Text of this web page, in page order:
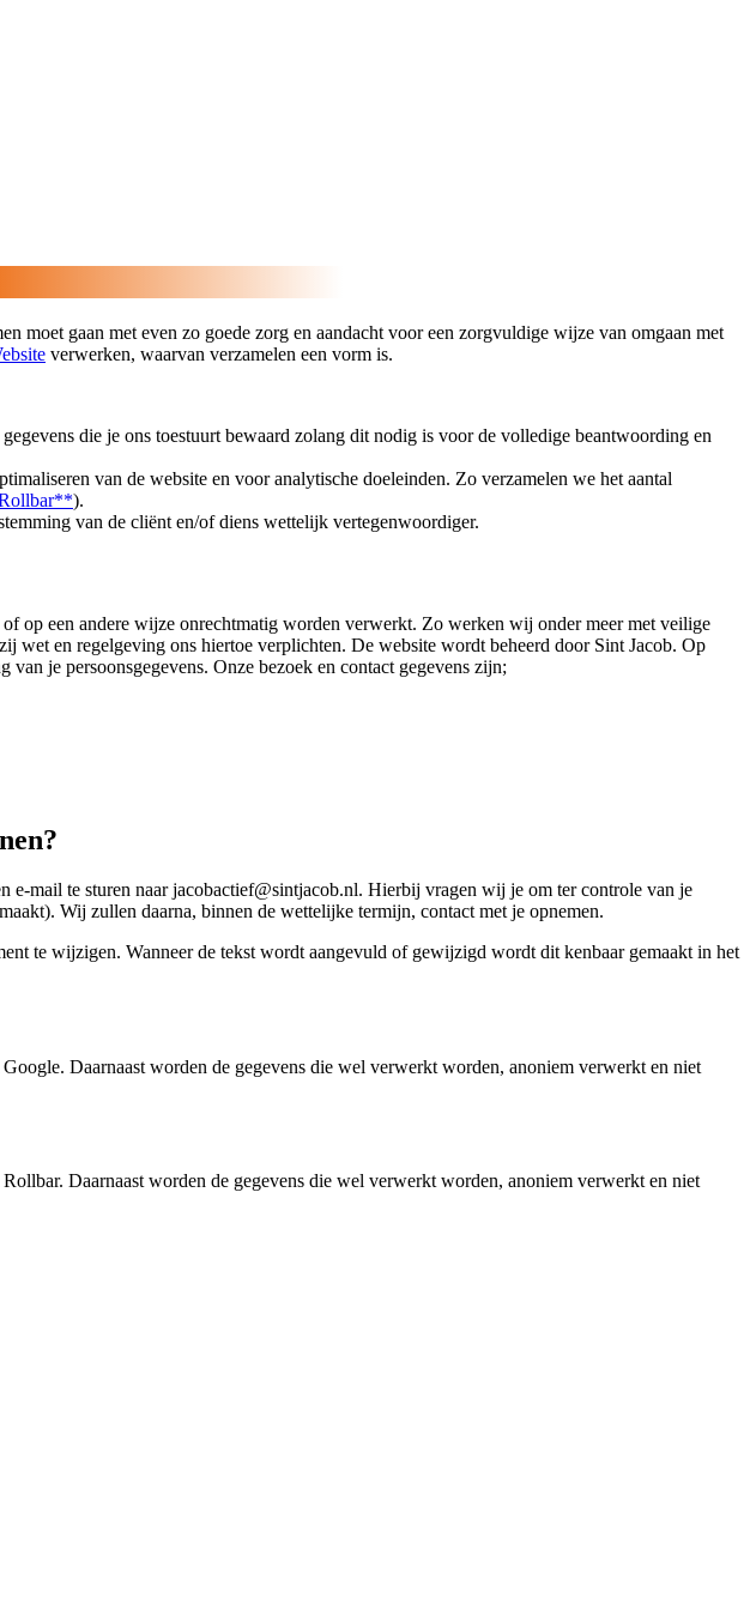
moet gaan met even zo goede zorg en aandacht voor een zorgvuldige wijze van omgaan met
verwerken, waarvan verzamelen een vorm is.
die je ons toestuurt bewaard zolang dit nodig is voor de volledige beantwoording en
van de website en voor analytische doeleinden. Zo verzamelen we het aantal
).
van de cliënt en/of diens wettelijk vertegenwoordiger.
op een andere wijze onrechtmatig worden verwerkt. Zo werken wij onder meer met veilige
wet en regelgeving ons hiertoe verplichten. De website wordt beheerd door Sint Jacob. Op
je persoonsgegevens. Onze bezoek en contact gegevens zijn;
mail te sturen naar jacobactief@sintjacob.nl. Hierbij vragen wij je om ter controle van je
Wij zullen daarna, binnen de wettelijke termijn, contact met je opnemen.
te wijzigen. Wanneer de tekst wordt aangevuld of gewijzigd wordt dit kenbaar gemaakt in het
Daarnaast worden de gegevens die wel verwerkt worden, anoniem verwerkt en niet
Daarnaast worden de gegevens die wel verwerkt worden, anoniem verwerkt en niet